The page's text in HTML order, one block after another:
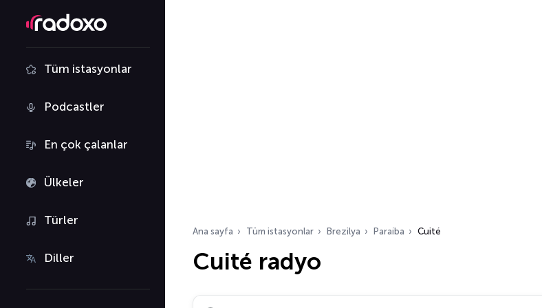
Tüm istasyonlar
Podcastler
En çok çalanlar
Ülkeler
Türler
Diller
Ana sayfa Tüm istasyonlar Brezilya Paraíba Cuité
Cuité radyo
Radyo istasyonu ara…